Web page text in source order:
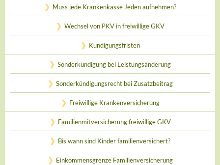
Muss jede Krankenkasse Jeden aufnehmen?
Wechsel von PKV in freiwillige GKV
Kündigungsfristen
Sonderkündigung bei Leistungsänderung
Sonderkündigungsrecht bei Zusatzbeitrag
Freiwillige Krankenversicherung
Familienmitversicherung freiwillige GKV
Bis wann sind Kinder familienversichert?
Einkommensgrenze Familienversicherung